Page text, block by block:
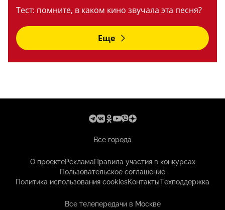
Тест: помните, в каком кино звучала эта песня?
Еще
Все города
О проектеРекламаПравила участия в конкурсах
Пользовательское соглашение
Политика использования cookiesКонтактыТехподдержка
Все телепередачи в Москве